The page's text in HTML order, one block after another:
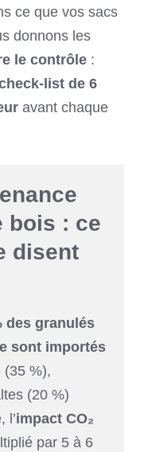
ce que vos sacs
donnons les
le contrôle :
list de 6
avant chaque
bois : ce
disent
des granulés
sont importés
%),
(20 %)
l’impact CO₂
par 5 à 6